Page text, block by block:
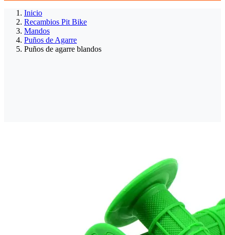
Inicio
Recambios Pit Bike
Mandos
Puños de Agarre
Puños de agarre blandos